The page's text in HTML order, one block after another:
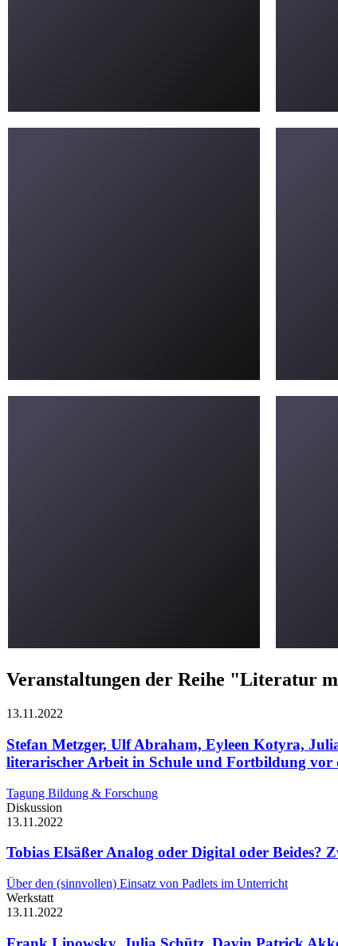
Veranstaltungen der Reihe "Literatur
13.11.2022
Stefan Metzger, Ulf Abraham, Eyleen Kotyra,
literarischer Arbeit in Schule und Fortbildung
Tagung Bildung & Forschung
Diskussion
13.11.2022
Tobias ElsäßerAnalog oder Digital oder Beides?
Über den (sinnvollen) Einsatz von Padlets im Unterricht
Werkstatt
13.11.2022